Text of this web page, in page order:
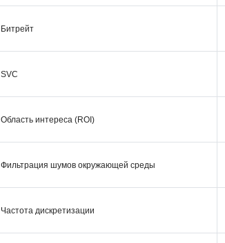
Битрейт
SVC
Область интереса (ROI)
Фильтрация шумов окружающей среды
Частота дискретизации